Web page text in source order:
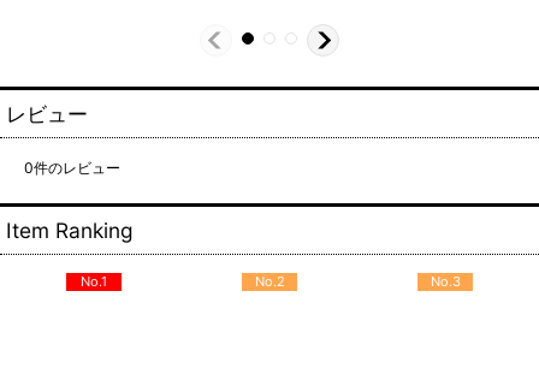
レビュー
0件のレビュー
Item Ranking
No.1 No.2 No.3